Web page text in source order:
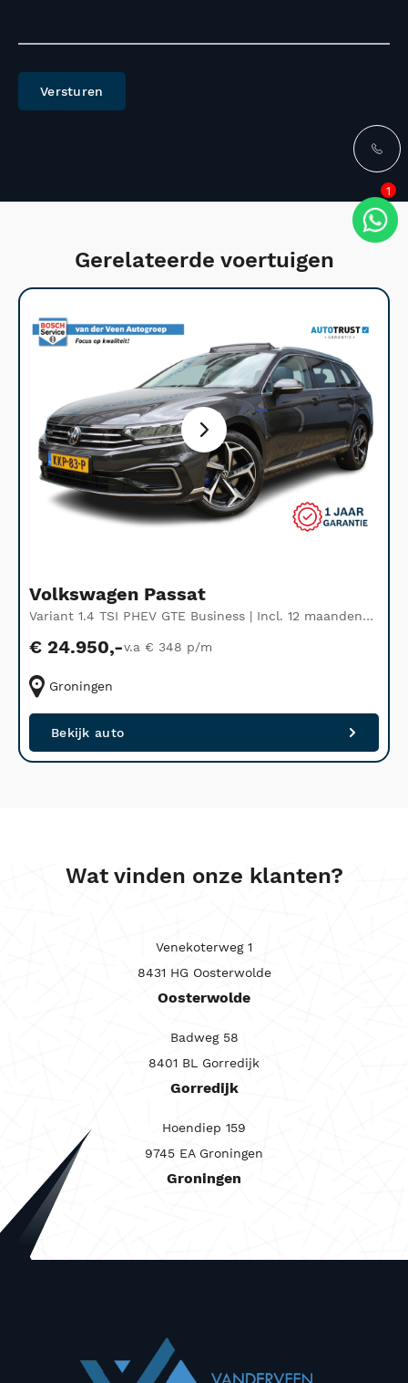
1
Versturen
Gerelateerde voertuigen
Volkswagen Passat
Variant 1.4 TSI PHEV GTE Business | Incl. 12 maanden
€ 24.950,- v.a € 348 p/m
Groningen
Bekijk auto
Wat vinden onze klanten?
Venekoterweg 1
8431 HG Oosterwolde
Oosterwolde
Badweg 58
8401 BL Gorredijk
Gorredijk
Hoendiep 159
9745 EA Groningen
Groningen